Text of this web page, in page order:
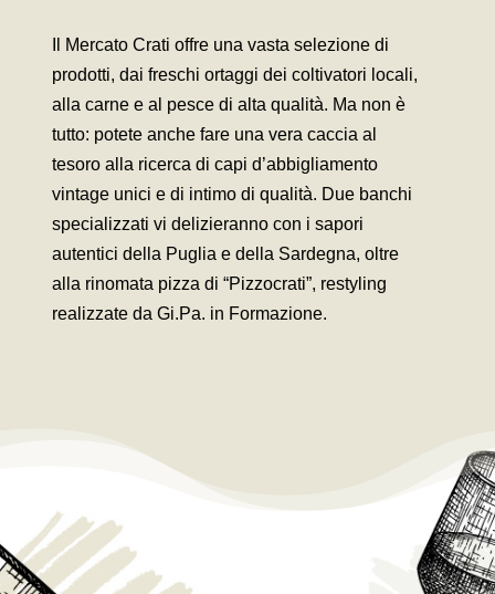
Il Mercato Crati offre una vasta selezione di
prodotti, dai freschi ortaggi dei coltivatori locali,
alla carne e al pesce di alta qualità. Ma non è
tutto: potete anche fare una vera caccia al
tesoro alla ricerca di capi d’abbigliamento
vintage unici e di intimo di qualità. Due banchi
specializzati vi delizieranno con i sapori
autentici della Puglia e della Sardegna, oltre
alla rinomata pizza di “Pizzocrati”, restyling
realizzate da Gi.Pa. in Formazione.